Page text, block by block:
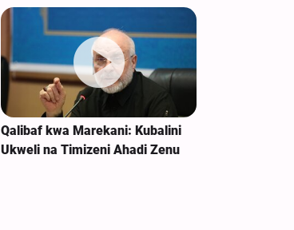
Qalibaf kwa Marekani: Kubalini
Ukweli na Timizeni Ahadi Zenu